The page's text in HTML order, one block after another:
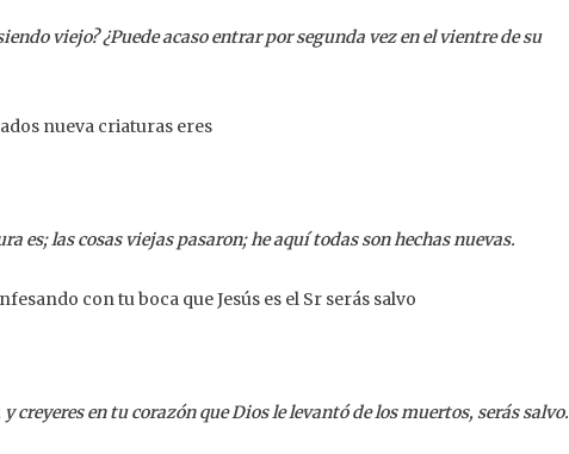
viejo? ¿Puede acaso entrar por segunda vez en el vientre de su
nueva criaturas eres
es; las cosas viejas pasaron; he aquí todas son hechas nuevas.
con tu boca que Jesús es el Sr serás salvo
y creyeres en tu corazón que Dios le levantó de los muertos, serás salvo.